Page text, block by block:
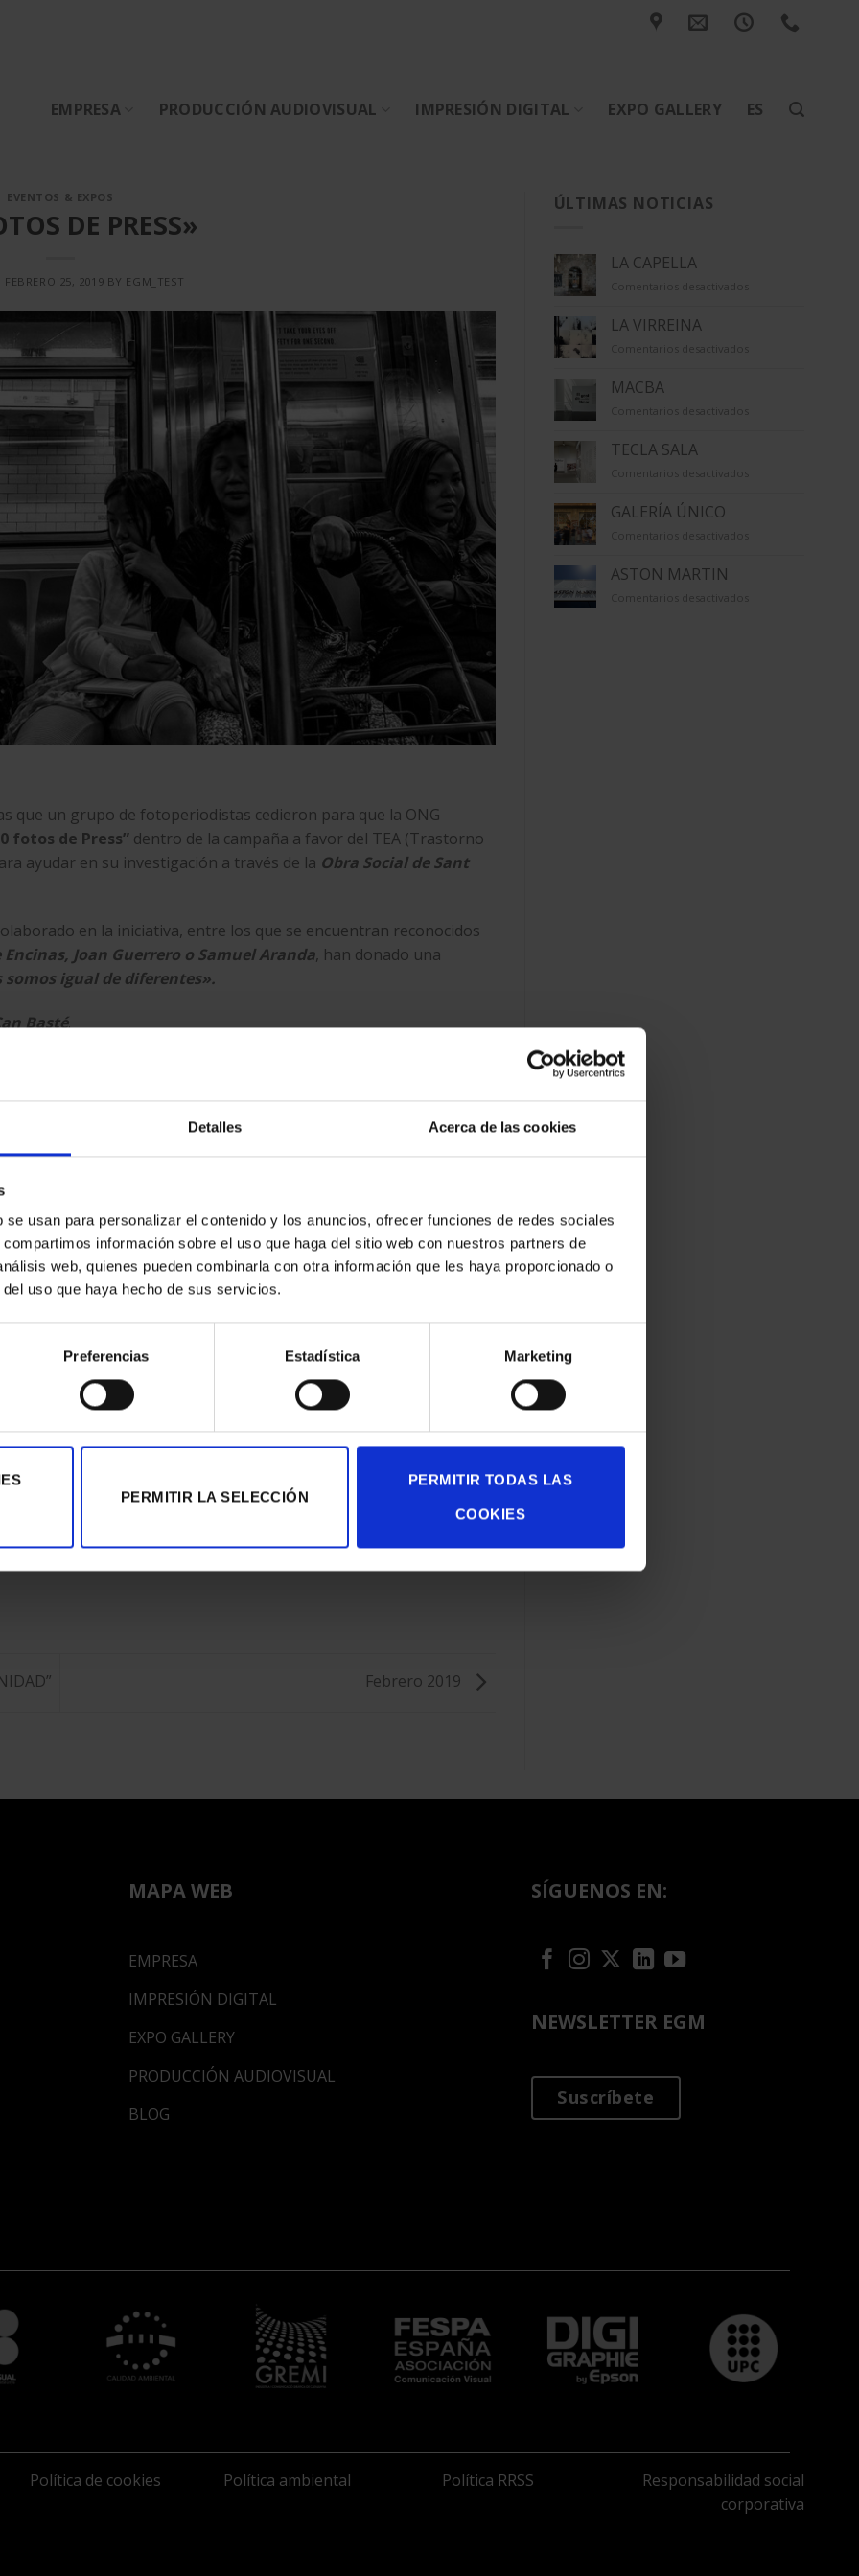
Detalles Acerca de las cookies
usan para personalizar el contenido y los anuncios, ofrecer funciones de redes sociales
información sobre el uso que haga del sitio web con nuestros partners de
web, quienes pueden combinarla con otra información que les haya proporcionado o
uso que haya hecho de sus servicios.
Preferencias Estadística Marketing
PERMITIR LA SELECCIÓN
PERMITIR TODAS LAS
COOKIES
EMPRESA PRODUCCIÓN AUDIOVISUAL IMPRESIÓN DIGITAL EXPO GALLERY ES
EVENTOS & EXPOS
DE PRESS»
FEBRERO 25, 2019 BY EGM_TEST
que un grupo de fotoperiodistas cedieron para que la ONG
fotos de Press” dentro de la campaña a favor del TEA (Trastorno
ayudar en su investigación a través de la Obra Social de Sant
en la iniciativa, entre los que se encuentran reconocidos
Encinas, Joan Guerrero o Samuel Aranda, han donado una
somos igual de diferentes».
Basté.
en las instalaciones de EGM.Impresión digital directa
en la
Impresión fotográfica
Febrero 2019
ÚLTIMAS NOTICIAS
LA CAPELLA
Comentarios desactivados
LA VIRREINA
Comentarios desactivados
MACBA
Comentarios desactivados
TECLA SALA
Comentarios desactivados
GALERÍA ÚNICO
Comentarios desactivados
ASTON MARTIN
Comentarios desactivados
MAPA WEB
EMPRESA
IMPRESIÓN DIGITAL
EXPO GALLERY
PRODUCCIÓN AUDIOVISUAL
BLOG
SÍGUENOS EN:
NEWSLETTER EGM
Suscríbete
Política de cookies Política ambiental Política RRSS
Responsabilidad social
corporativa